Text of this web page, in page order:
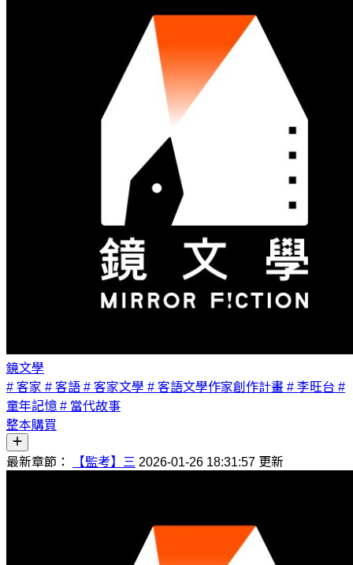
鏡文學
# 客家 # 客語 # 客家文學 # 客語文學作家創作計畫 # 李旺台 #
童年記憶 # 當代故事
整本購買
最新章節： 【監考】三 2026-01-26 18:31:57 更新